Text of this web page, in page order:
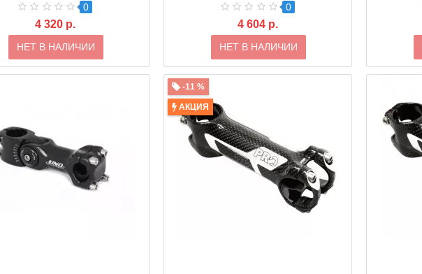
0
4 320 р.
НЕТ В НАЛИЧИИ
0
4 604 р.
НЕТ В НАЛИЧИИ
-11 %
АКЦИЯ